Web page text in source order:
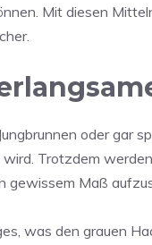
Mit diesen
oder gar
Trotzdem
gewissem Maß
was den grauen